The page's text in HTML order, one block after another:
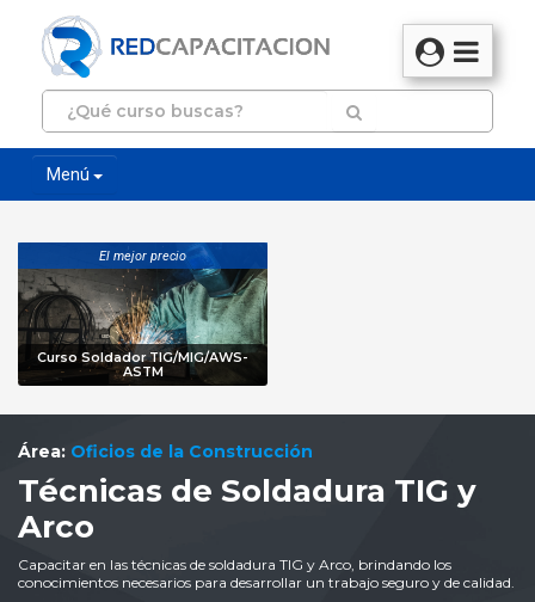
Menú
El mejor precio
Curso Soldador TIG/MIG/AWS-
ASTM
Área: Oficios de la Construcción
Técnicas de Soldadura TIG y
Arco
Capacitar en las técnicas de soldadura TIG y Arco, brindando los
conocimientos necesarios para desarrollar un trabajo seguro y de calidad.